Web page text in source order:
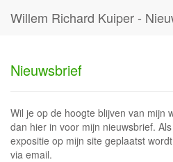
Willem Richard Kuiper -
Nieuwsbrief
Wil je op de hoogte blijven van mijn
dan hier in voor mijn nieuwsbrief.
expositie op mijn site geplaatst
via email.